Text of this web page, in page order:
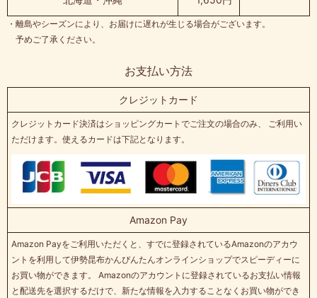
・離島やシーズンにより、お届けに遅れが生じる場合がございます。
予めご了承ください。
お支払い方法
クレジットカード
クレジットカード決済はショッピングカートでご注文の場合のみ、 ご利用い
ただけます。使えるカードは下記となります。
Amazon Pay
Amazon Payをご利用いただくと、すでに登録されているAmazonのアカウ
ントを利用して伊勢昆布かんぴんたんオンラインショップでスピーディーに
お買い物ができます。 Amazonのアカウントに登録されているお支払い情報
と配送先を選択するだけで、新たな情報を入力することなくお買い物ができ